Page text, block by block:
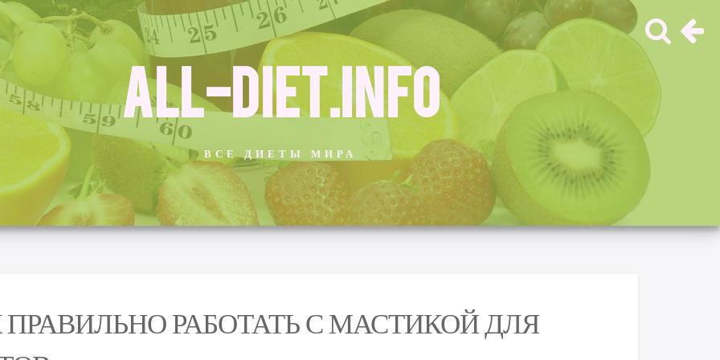
ALL-DIET.INFO
ВСЕ ДИЕТЫ МИРА
РАБОТАТЬ С МАСТИКОЙ ДЛЯ